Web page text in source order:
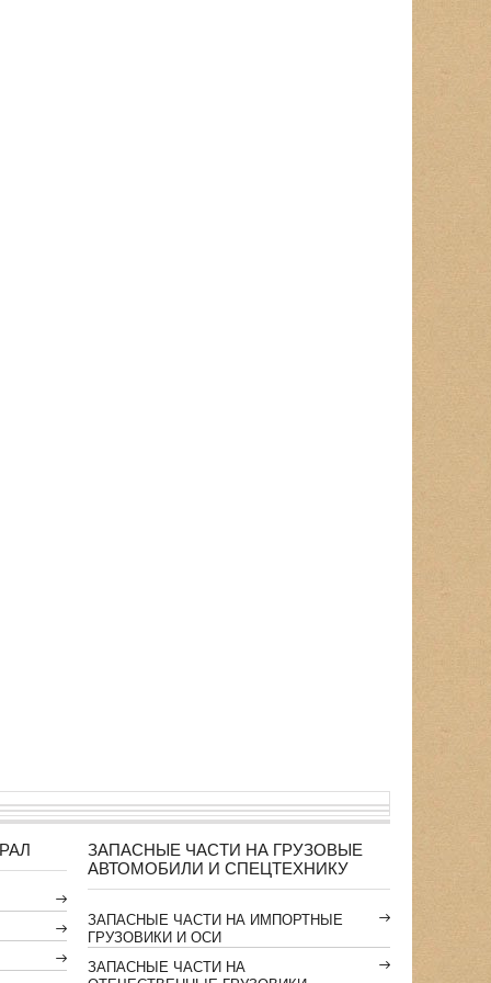
ЗАПАСНЫЕ ЧАСТИ НА ГРУЗОВЫЕ
АВТОМОБИЛИ И СПЕЦТЕХНИКУ
ЗАПАСНЫЕ ЧАСТИ НА ИМПОРТНЫЕ
ГРУЗОВИКИ И ОСИ
ЗАПАСНЫЕ ЧАСТИ НА